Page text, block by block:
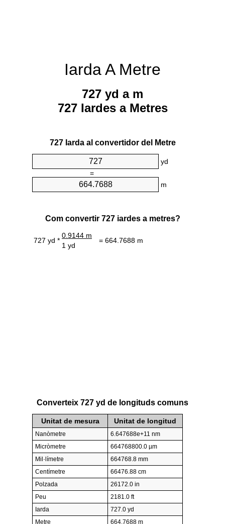
Iarda A Metre
727 yd a m
727 Iardes a Metres
727 Iarda al convertidor del Metre
yd
=
m
Com convertir 727 iardes a metres?
727 yd *
0.9144 m
= 664.7688 m
1 yd
Converteix 727 yd de longituds comuns
Unitat de mesura Unitat de longitud
Nanòmetre
6.647688e+11 nm
Micròmetre
664768800.0 µm
Mil·límetre
664768.8 mm
Centímetre
66476.88 cm
Polzada
26172.0 in
Peu
2181.0 ft
Iarda
727.0 yd
Metre
664.7688 m